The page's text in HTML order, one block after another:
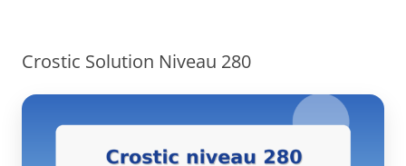
Crostic Solution Niveau 280